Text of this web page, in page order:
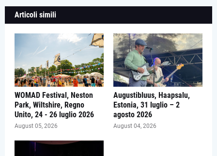
Articoli simili
WOMAD Festival, Neston
Park, Wiltshire, Regno
Unito, 24 - 26 luglio 2026
August 05, 2026
Augustibluus, Haapsalu,
Estonia, 31 luglio – 2
agosto 2026
August 04, 2026